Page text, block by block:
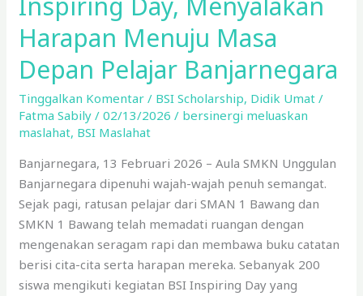
Harapan Menuju Masa
Depan Pelajar Banjarnegara
Tinggalkan Komentar / BSI Scholarship, Didik Umat /
Fatma Sabily/02/13/2026/ bersinergi meluaskan
maslahat, BSI Maslahat
Banjarnegara, 13 Februari 2026 – Aula SMKN Unggulan
Banjarnegara dipenuhi wajah-wajah penuh semangat.
Sejak pagi, ratusan pelajar dari SMAN 1 Bawang dan
SMKN 1 Bawang telah memadati ruangan dengan
mengenakan seragam rapi dan membawa buku catatan
berisi cita-cita serta harapan mereka. Sebanyak 200
siswa mengikuti kegiatan BSI Inspiring Day yang